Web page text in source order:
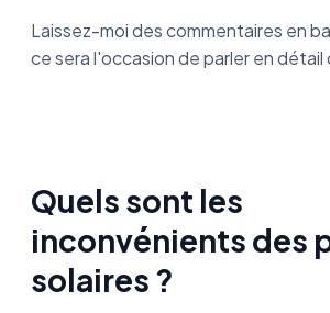
Laissez-moi des commentaires en
ce sera l'occasion de parler en
Quels sont les
inconvénients des
solaires ?